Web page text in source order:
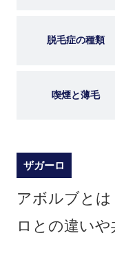
脱毛症の種類
喫煙と薄毛
ザガーロ
アボルブと
ロとの違い